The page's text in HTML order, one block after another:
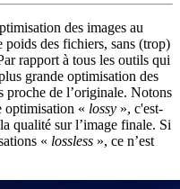
des images au
des fichiers, sans (trop)
rapport à tous les outils qui
grande optimisation des
proche de l’originale. Notons
optimisation « lossy », c'est-
qualité sur l’image finale. Si
« lossless », ce n’est